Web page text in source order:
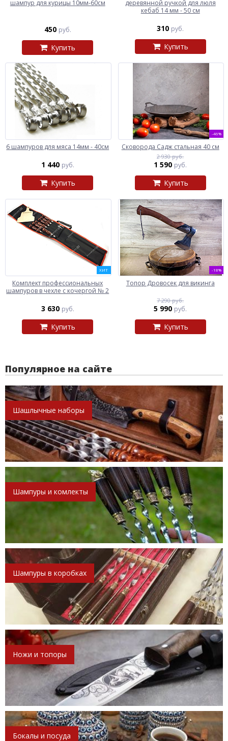
шампур для курицы 10мм-60см
450 руб.
Купить
деревянной ручкой для люля
кебаб 14 мм - 50 см
310 руб.
Купить
6 шампуров для мяса 14мм - 40см
1 440 руб.
Купить
-46%
Сковорода Садж стальная 40 см
2 930 руб.
1 590 руб.
Купить
ХИТ
Комплект профессиональных
шампуров в чехле с кочергой № 2
3 630 руб.
Купить
-18%
Топор Дровосек для викинга
7 290 руб.
5 990 руб.
Купить
Популярное на сайте
Шашлычные наборы
Шампуры и комлекты
Шампуры в коробках
Ножи и топоры
Бокалы и посуда